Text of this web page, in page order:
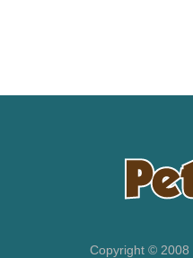
Copyright © 2008